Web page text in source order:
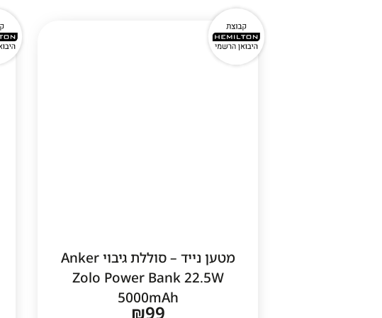
מטען נייד – סוללת גיבוי Anker
Zolo Power Bank 22.5W
5000mAh
₪99